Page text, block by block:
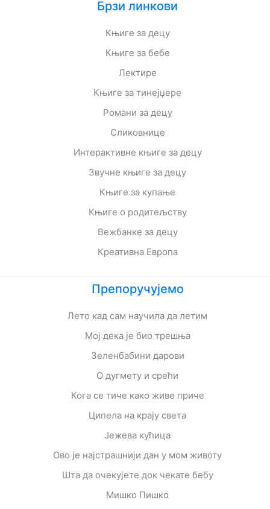
Брзи линкови
Књиге за децу
Књиге за бебе
Лектире
Књиге за тинејџере
Романи за децу
Сликовнице
Интерактивне књиге за децу
Звучне књиге за децу
Књиге за купање
Књиге о родитељству
Вежбанке за децу
Креативна Европа
Препоручујемо
Лето кад сам научила да летим
Мој дека је био трешња
Зеленбабини дарови
О дугмету и срећи
Кога се тиче како живе приче
Ципела на крају света
Јежева кућица
Ово је најстрашнији дан у мом животу
Шта да очекујете док чекате бебу
Мишко Пишко